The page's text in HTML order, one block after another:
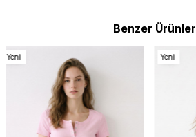
Benzer Ürünler
Yeni Yeni